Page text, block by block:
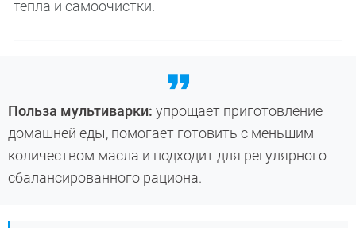
тепла и самоочистки.
Польза мультиварки: упрощает приготовление
домашней еды, помогает готовить с меньшим
количеством масла и подходит для регулярного
сбалансированного рациона.